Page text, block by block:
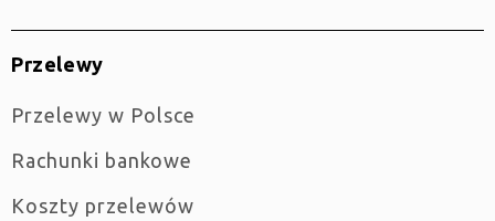
Przelewy
Przelewy w Polsce
Rachunki bankowe
Koszty przelewów